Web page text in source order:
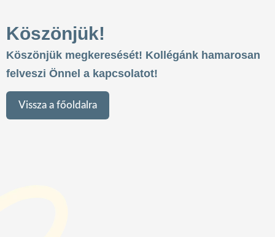
Köszönjük!
Köszönjük megkeresését! Kollégánk hamarosan
felveszi Önnel a kapcsolatot!
Vissza a főoldalra